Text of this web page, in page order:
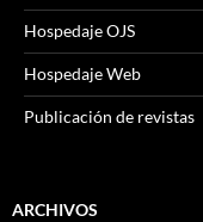
Hospedaje OJS
Hospedaje Web
Publicación de revistas
ARCHIVOS